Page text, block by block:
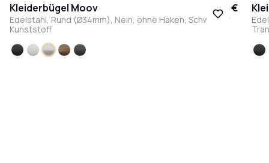
Kleiderbügel Moov 17,95 €
Edelstahl, Rund (Ø34mm), Nein, ohne Haken, Schwarzer
Kunststoff
Schwarz
WeißEdelstahl
BronzeAnthrazit